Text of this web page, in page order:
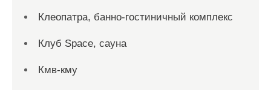
Клеопатра, банно-гостиничный комплекс
Клуб Space, сауна
Кмв-кму